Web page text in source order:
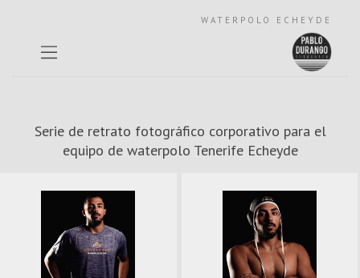
WATERPOLO ECHEYDE
Serie de retrato fotográfico corporativo para el
equipo de waterpolo Tenerife Echeyde